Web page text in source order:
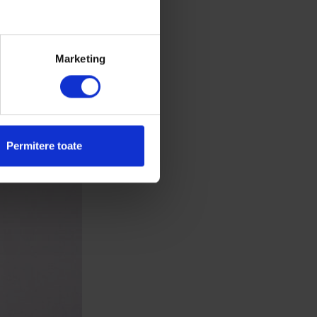
Marketing
Permitere toate
cu un lung
de a începe
da la o